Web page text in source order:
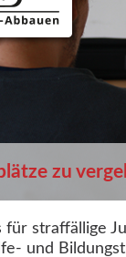
zu
für straffällige
und